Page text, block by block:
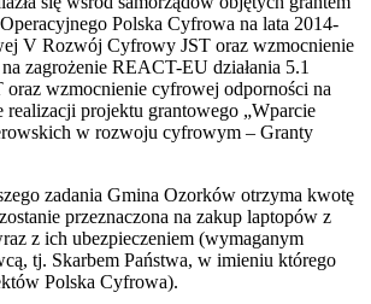
Polska Cyfrowa na lata 2014-
V Rozwój Cyfrowy JST oraz wzmocnienie
zagrożenie REACT-EU działania 5.1
wzmocnienie cyfrowej odporności na
realizacji projektu grantowego „Wparcie
w rozwoju cyfrowym – Granty
zadania Gmina Ozorków otrzyma kwotę
przeznaczona na zakup laptopów z
z ich ubezpieczeniem (wymaganym
tj. Skarbem Państwa, w imieniu którego
Polska Cyfrowa).